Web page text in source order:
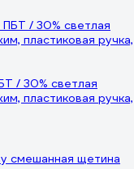
/ 30% светлая
пластиковая ручка,